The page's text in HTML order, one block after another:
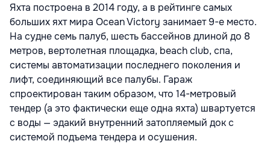
Яхта построена в 2014 году, а в рейтинге самых
больших яхт мира Ocean Victory занимает 9-е место.
На судне семь палуб, шесть бассейнов длиной до 8
метров, вертолетная площадка, beach club, спа,
системы автоматизации последнего поколения и
лифт, соединяющий все палубы. Гараж
спроектирован таким образом, что 14-метровый
тендер (а это фактически еще одна яхта) швартуется
с воды — эдакий внутренний затопляемый док с
системой подъема тендера и осушения.